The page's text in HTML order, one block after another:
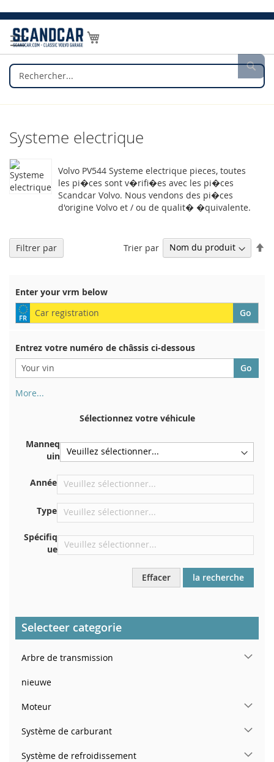
Allez
au
contenu
Mon panier
Systeme electrique
Volvo PV544 Systeme electrique pieces, toutes
les pi�ces sont v�rifi�es avec les pi�ces
Scandcar Volvo. Nous vendons des pi�ces
d'origine Volvo et / ou de qualit� �quivalente.
Trier par
Enter your vrm below
Entrez votre numéro de châssis ci-dessous
More...
d'immatriculation. Et aussi dans la voiture
Centrer contre la cloison sous le capot
Directement dans le compartiment moteur
Près du pare-brise, sur le tableau de bord
Dans le montant de porte arrière droit
Sélectionnez votre véhicule
Manneq
uin
Année
Type
Spécifiq
ue
Effacer la recherche
Selecteer categorie
Arbre de transmission
nieuwe
Moteur
Système de carburant
Système de refroidissement
Filtrer par